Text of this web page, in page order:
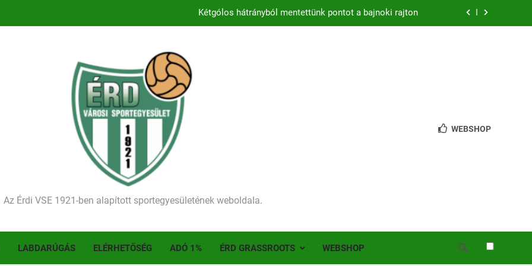
Kétgólos hátrányból mentettünk pontot a bajnoki rajton
Történelmet írt az I. Érdi Football Fesztivál – több mint 200 játékos lépett pályára Érden
Ellenfelünk visszalépése miatt játék nélkül jutottunk tovább a MOL Magyar Kupában
Kezdődik a 2026–2027-es szezon – hazai pályán rajtol az Érdi VSE!
Történelmet írt az I. Érdi Football Fesztivál – több mint 200 játékos lépett pályára Érden
Az Érdi VSE 1921-ben alapított sportegyesületének weboldala.
WEBSHOP
LABDARÚGÁS ELÉRHETŐSÉG ADÓ 1% ÉRD GRASSROOTS WEBSHOP